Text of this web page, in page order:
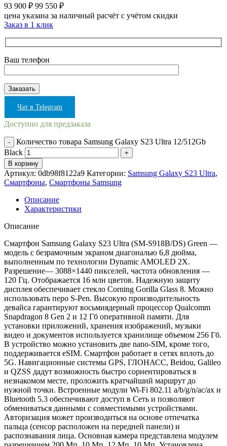
93 900 ₽ 99 550 ₽
цена указана за наличный расчёт с учётом скидки
Заказ в 1 клик
Ваш телефон
Чат в Telegram
Доступно для предзаказа
Количество товара Samsung Galaxy S23 Ultra 12/512Gb
Black
В корзину
Артикул: 0db98f8122a9 Категории: Samsung Galaxy S23 Ultra,
Смартфоны, Смартфоны Samsung
Описание
Характеристики
Описание
Смартфон Samsung Galaxy S23 Ultra (SM-S918B/DS) Green —
модель с безрамочным экраном диагональю 6,8 дюйма,
выполненным по технологии Dynamic AMOLED 2X.
Разрешение— 3088×1440 пикселей, частота обновления —
120 Гц. Отображается 16 млн цветов. Надежную защиту
дисплея обеспечивает стекло Corning Gorilla Glass 8. Можно
использовать перо S-Pen. Высокую производительность
девайса гарантируют восьмиядерный процессор Qualcomm
Snapdragon 8 Gen 2 и 12 Гб оперативной памяти. Для
установки приложений, хранения изображений, музыки
видео и документов используется хранилище объемом 256 Гб.
В устройство можно установить две nano-SIM, кроме того,
поддерживается eSIM. Смартфон работает в сетях вплоть до
5G. Навигационные системы GPS, ГЛОНАСС, Beidou, Galileo
и QZSS дадут возможность быстро сориентироваться в
незнакомом месте, проложить кратчайший маршрут до
нужной точки. Встроенные модули Wi-Fi 802.11 a/b/g/n/ac/ax и
Bluetooth 5.3 обеспечивают доступ в Сеть и позволяют
обмениваться данными с совместимыми устройствами.
Авторизация может производиться на основе отпечатка
пальца (сенсор расположен на передней панели) и
распознавания лица. Основная камера представлена модулем